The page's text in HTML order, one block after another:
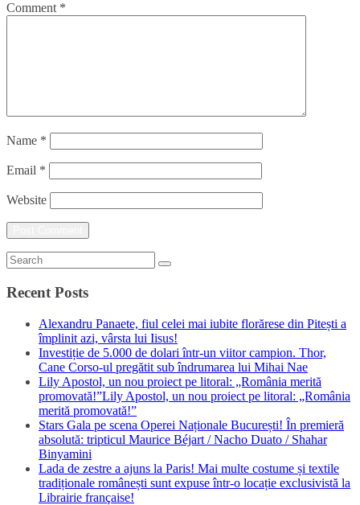
Comment *
Name *
Email *
Website
Recent Posts
Alexandru Panaete, fiul celei mai iubite florărese din Pitești a
împlinit azi, vârsta lui Iisus!
Investiție de 5.000 de dolari într-un viitor campion. Thor,
Cane Corso-ul pregătit sub îndrumarea lui Mihai Nae
Lily Apostol, un nou proiect pe litoral: „România merită
promovată!”Lily Apostol, un nou proiect pe litoral: „România
merită promovată!”
Stars Gala pe scena Operei Naționale București! În premieră
absolută: tripticul Maurice Béjart / Nacho Duato / Shahar
Binyamini
Lada de zestre a ajuns la Paris! Mai multe costume și textile
tradiționale românești sunt expuse într-o locație exclusivistă la
Librairie française!